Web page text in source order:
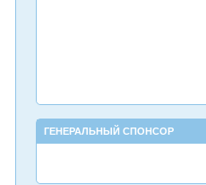
ГЕНЕРАЛЬНЫЙ СПОНСОР